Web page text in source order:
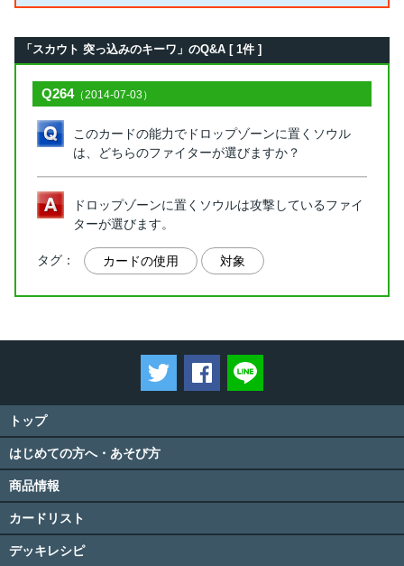
「スカウト 突っ込みのキーワ」のQ&A [ 1件 ]
Q264（2014-07-03）
このカードの能力でドロップゾーンに置くソウル
は、どちらのファイターが選びますか？
ドロップゾーンに置くソウルは攻撃しているファイ
ターが選びます。
タグ： カードの使用 対象
ツイートするFacebookでシェアする
トップ
はじめての方へ・あそび方
商品情報
カードリスト
デッキレシピ